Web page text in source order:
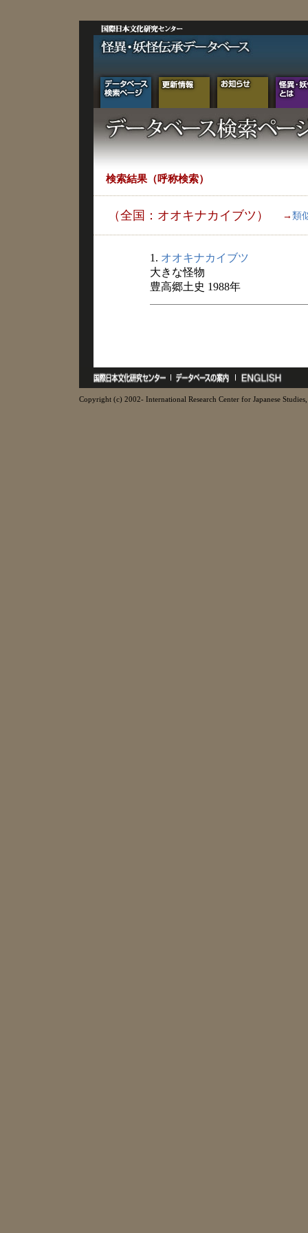
検索結果（呼称検索）
（全国：オオキナカイブツ） → 類
1. オオキナカイブツ
大きな怪物
豊高郷土史 1988年
Copyright (c) 2002- International Research Center for Japanese